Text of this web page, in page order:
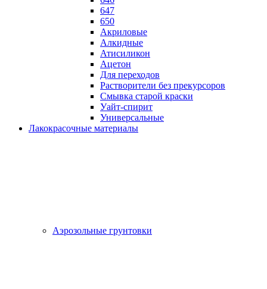
647
650
Акриловые
Алкидные
Атисиликон
Ацетон
Для переходов
Растворители без прекурсоров
Смывка старой краски
Уайт-спирит
Универсальные
Лакокрасочные материалы
Аэрозольные грунтовки